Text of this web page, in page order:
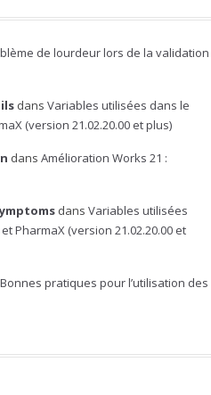
de lourdeur lors de la validation
dans Variables utilisées dans le
(version 21.02.20.00 et plus)
dans Amélioration Works 21 :
dans Variables utilisées
PharmaX (version 21.02.20.00 et
Bonnes pratiques pour l’utilisation des